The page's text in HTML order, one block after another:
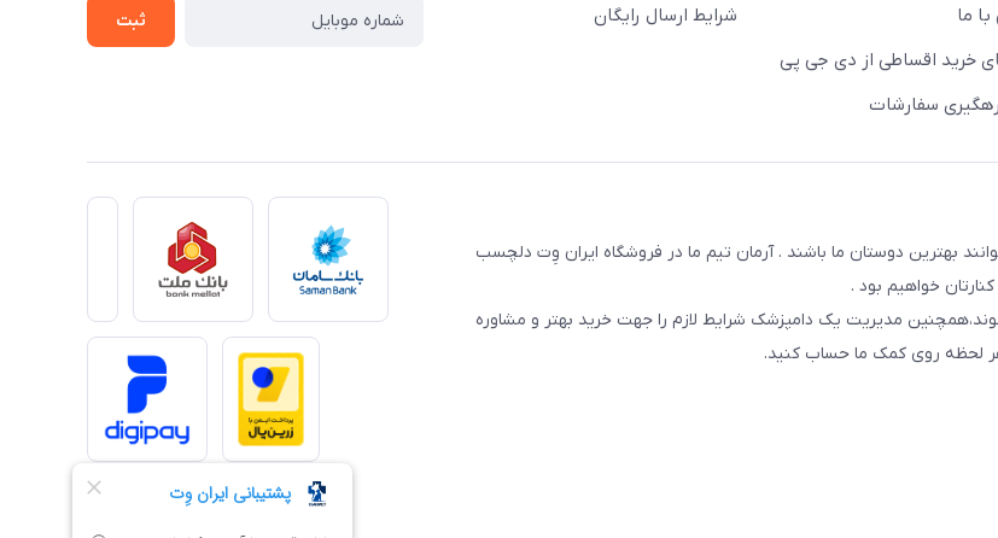
ما
خرید اقساطی از دی جی پی
سفارشات
شرایط ارسال رایگان
ثبت
بهترین دوستان ما باشند . آرمان تیم ما در فروشگاه ایران وِت دلچسب
خواهیم بود .
مدیریت یک دامپزشک شرایط لازم را جهت خرید بهتر و مشاوره
هر لحظه روی کمک ما حساب کنید.